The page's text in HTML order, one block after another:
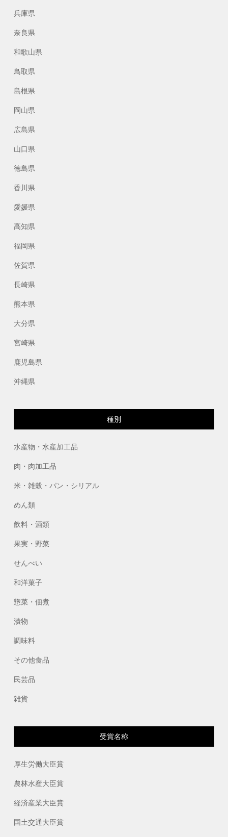
兵庫県
奈良県
和歌山県
鳥取県
島根県
岡山県
広島県
山口県
徳島県
香川県
愛媛県
高知県
福岡県
佐賀県
長崎県
熊本県
大分県
宮崎県
鹿児島県
沖縄県
種別
水産物・水産加工品
肉・肉加工品
米・雑穀・パン・シリアル
めん類
飲料・酒類
果実・野菜
せんべい
和洋菓子
惣菜・佃煮
漬物
調味料
その他食品
民芸品
雑貨
受賞名称
厚生労働大臣賞
農林水産大臣賞
経済産業大臣賞
国土交通大臣賞